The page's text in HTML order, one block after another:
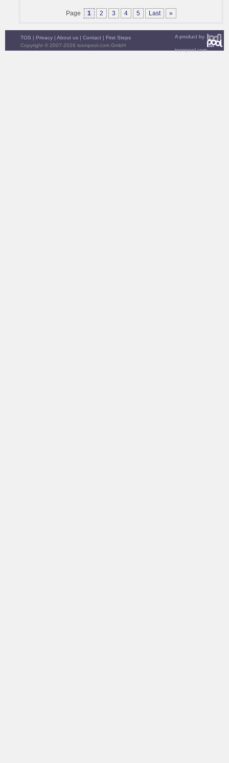
Page 1 2 3 4 5 Last »
A product by
toonpool.com
TOS | Privacy | About us | Contact | First Steps
Copyright © 2007-2026 toonpool.com GmbH